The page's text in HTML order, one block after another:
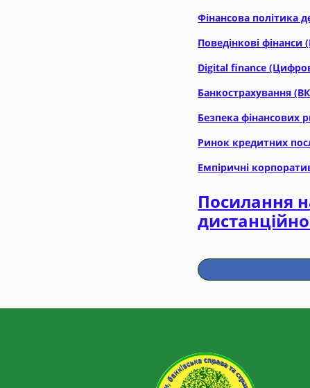
Фінансова політика
Поведінкові фінанси
Digital finance
Банкострахування
Безпека фінансових
Ринок кредитних
Емпіричні
Посилання